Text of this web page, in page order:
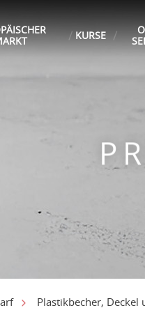
KURSE
Plastikbecher, Deckel